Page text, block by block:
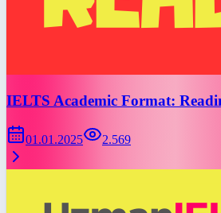
IELTS Academic Format:
01.01.2025 2.569